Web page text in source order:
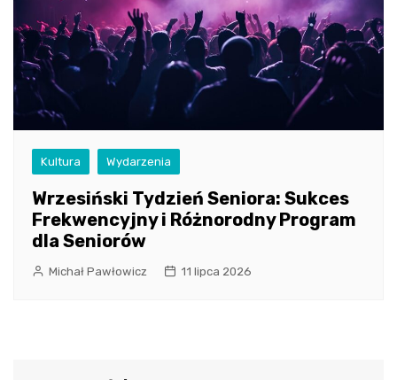
Kultura Wydarzenia
Wrzesiński Tydzień Seniora: Sukces
Frekwencyjny i Różnorodny Program
dla Seniorów
Michał Pawłowicz 11 lipca 2026